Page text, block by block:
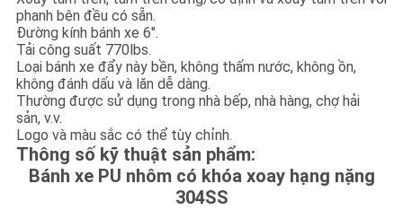
phanh bên đều có sẵn.
Đường kính bánh xe 6".
Tải công suất 770lbs.
Loại bánh xe đẩy này bền, không thấm nước, không ồn,
không đánh dấu và lăn dễ dàng.
Thường được sử dụng trong nhà bếp, nhà hàng, chợ hải
sản, v.v.
Logo và màu sắc có thể tùy chỉnh.
Thông số kỹ thuật sản phẩm:
Bánh xe PU nhôm có khóa xoay hạng nặng
304SS